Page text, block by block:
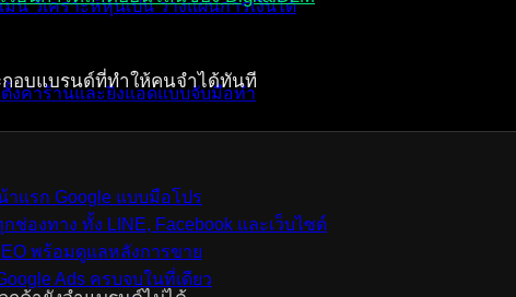
น วิเคราะห์หุ้นเป็น วางแผนการเงินได้
ตั้งค่าร้านและยิงแอดแบบจับมือทำ
าแรก Google แบบมือโปร
องทาง ทั้ง LINE, Facebook และเว็บไซต์
พร้อมดูแลหลังการขาย
Ads ครบจบในที่เดียว